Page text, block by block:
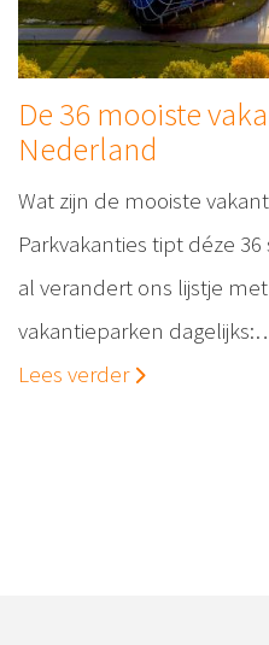
De 36 mooiste
Nederland
Wat zijn de mooiste
Parkvakanties tipt déze
al verandert ons lijstje
vakantieparken
Lees verder